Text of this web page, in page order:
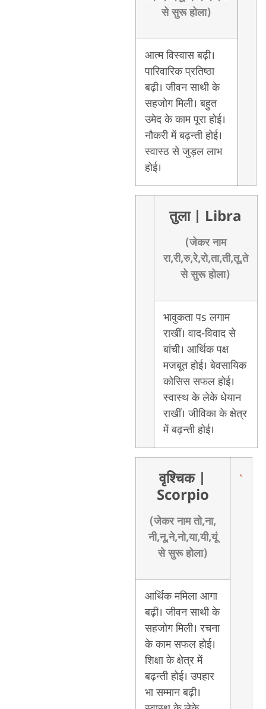
से सुरू होला)
आत्म विस्वास बढ़ी।
पारिवारिक प्रतिष्ठा
बढ़ी। जीवन साथी के
सहजोग मिली। बहुत
उमेद के काम पूरा होई।
नौकरी में बढ़न्ती होई।
स्वास्ठ से जुड़ल लाभ
होई।
तुला | Libra
(जेकर नाम
रा,री,रु,रे,रो,ता,ती,तू,ते
से सुरू होला)
भावुकता पs लगाम
राखीं। वाद-विवाद से
बांची। आर्थिक पक्ष
मजबूत होई। बेवसायिक
कोसिस सफल होई।
स्वास्थ के लेके धेयान
राखीं। जीविका के क्षेत्र
में बढ़न्ती होई।
वृश्चिक
Scorpio
(जेकर नाम तो,ना,
नी,नू,ने,नो,या,यी,यूं
से सुरू होला)
आर्थिक ममिला आगा
बढ़ी। जीवन साथी के
सहजोग मिली। रचना
के काम सफल होई।
शिक्षा के क्षेत्र में
बढ़न्ती होई। उपहार
भा सम्मान बढ़ी।